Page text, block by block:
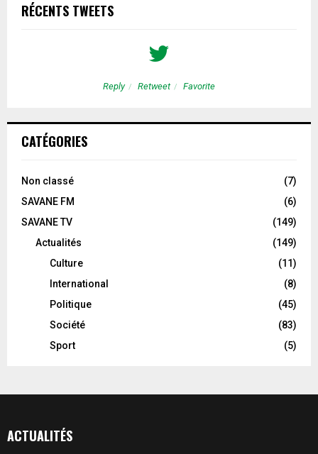
RÉCENTS TWEETS
Reply Retweet Favorite
CATÉGORIES
Non classé
(7)
SAVANE FM
(6)
SAVANE TV
(149)
Actualités
(149)
Culture
(11)
International
(8)
Politique
(45)
Société
(83)
Sport
(5)
ACTUALITÉS